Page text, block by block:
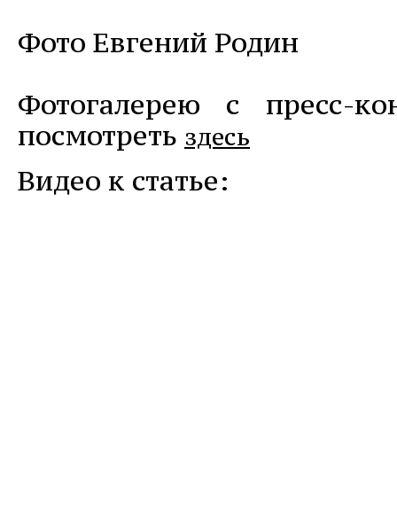
Фото Евгений Родин
Фотогалерею с пресс-
посмотреть здесь
Видео к статье: